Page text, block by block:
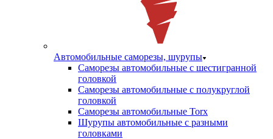
Автомобильные саморезы, шурупы
Саморезы автомобильные с шестигранной
головкой
Саморезы автомобильные с полукруглой
головкой
Саморезы автомобильные Torx
Шурупы автомобильные с разными
головками